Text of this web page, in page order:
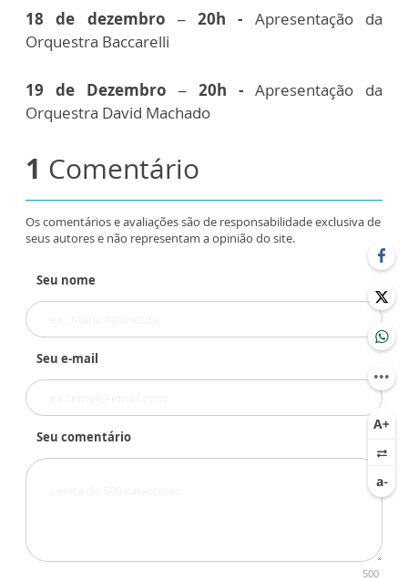
18 de dezembro – 20h - Apresentação da
Orquestra Baccarelli
19 de Dezembro – 20h - Apresentação da
Orquestra David Machado
1 Comentário
Os comentários e avaliações são de responsabilidade exclusiva de
seus autores e não representam a opinião do site.
Seu nome
Seu e-mail
Seu comentário
500